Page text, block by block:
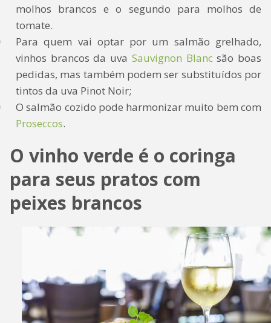
molhos brancos e o segundo para molhos de
tomate.
Para quem vai optar por um salmão grelhado,
vinhos brancos da uva Sauvignon Blancsão boas
pedidas, mas também podem ser substituídos por
tintos da uva Pinot Noir;
O salmão cozido pode harmonizar muito bem com
Proseccos.
O vinho verde é o coringa
para seus pratos com
peixes brancos